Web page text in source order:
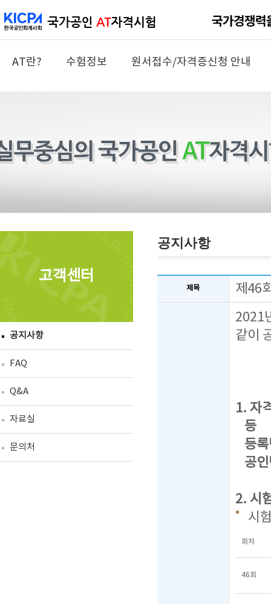
AT란? 수험정보 원서접수/자격증신청 안내
고객센터
공지사항
FAQ
Q&A
자료실
문의처
공지사항
제목 제46
2021
같이
1. 자
등
등
공인
2. 시
시
회차
46회